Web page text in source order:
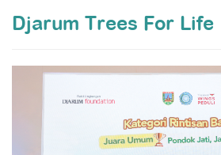
Djarum Trees For Life